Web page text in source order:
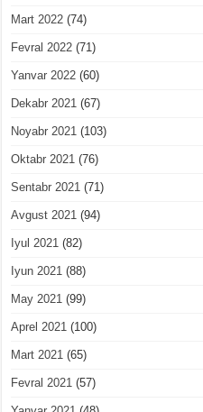
Mart 2022 (74)
Fevral 2022 (71)
Yanvar 2022 (60)
Dekabr 2021 (67)
Noyabr 2021 (103)
Oktabr 2021 (76)
Sentabr 2021 (71)
Avgust 2021 (94)
Iyul 2021 (82)
Iyun 2021 (88)
May 2021 (99)
Aprel 2021 (100)
Mart 2021 (65)
Fevral 2021 (57)